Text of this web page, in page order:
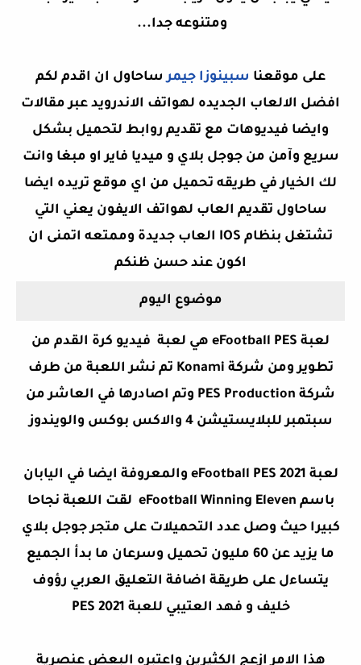
ومتنوعه جدا...
على موقعنا سبينوزا جيمرساحاول ان اقدم لكم
افضل الالعاب الجديده لهواتف الاندرويد عبر مقالات
وايضا فيديوهات مع تقديم روابط لتحميل بشكل
سريع وآمن من جوجل بلاي و ميديا فاير او مبغا وانت
لك الخيار في طريقه تحميل من اي موقع تريده ايضا
ساحاول تقديم العاب لهواتف الايفون يعني التي
تشتغل بنظام IOS العاب جديدة وممتعه اتمنى ان
اكون عند حسن ظنكم
موضوع اليوم
لعبة eFootball PES هي لعبة فيديو كرة القدم من
تطوير ومن شركة Konami تم نشر اللعبة من طرف
شركة PES Production وتم اصادرها في العاشر من
سبتمبر للبلايستيشن 4 والاكس بوكس والويندوز
لعبة eFootball PES 2021 والمعروفة ايضا في اليابان
باسم eFootball Winning Eleven لقت اللعبة نجاحا
كبيرا حيث وصل عدد التحميلات على متجر جوجل بلاي
ما يزيد عن 60 مليون تحميل وسرعان ما بدأ الجميع
يتساءل على طريقة اضافة التعليق العربي رؤوف
خليف و فهد العتيبي للعبة PES 2021
هذا الامر ازعج الكثيرين واعتبره البعض عنصرية